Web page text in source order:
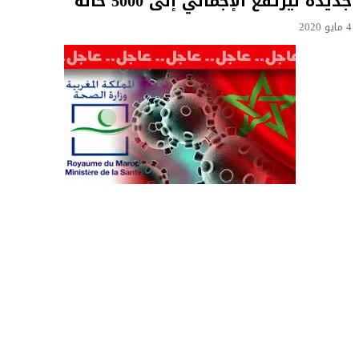
4 مايو 2020